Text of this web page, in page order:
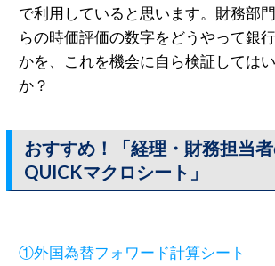
で利用していると思います。財務部
らの時価評価の数字をどうやって銀
かを、これを機会に自ら検証しては
か？
おすすめ！「経理・財務担当
QUICKマクロシート」
①外国為替フォワード計算シート